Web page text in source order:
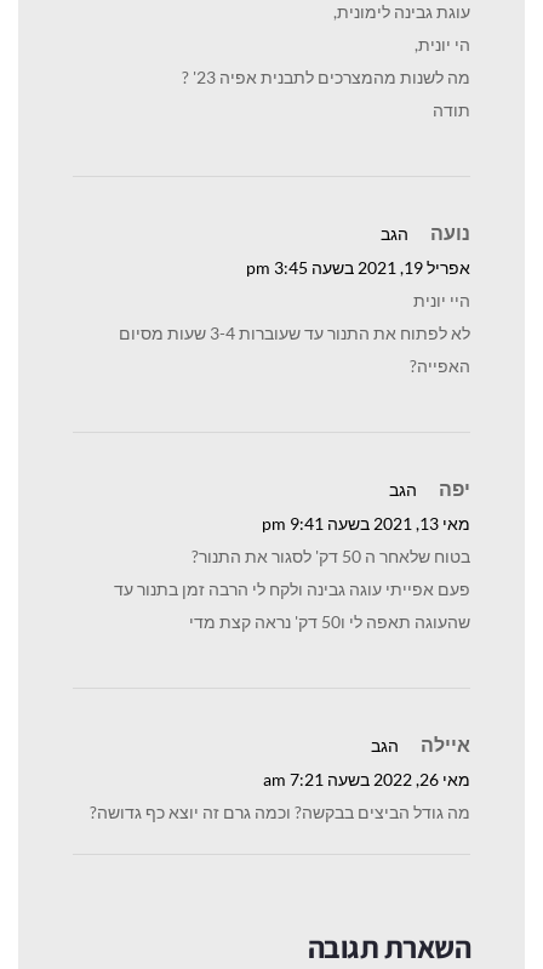
עוגת גבינה לימונית,
הי יונית,
מה לשנות מהמצרכים לתבנית אפיה 23' ?
תודה
נועה
הגב
אפריל 19, 2021 בשעה 3:45 pm
היי יונית
לא לפתוח את התנור עד שעוברות 3-4 שעות מסיום
האפייה?
יפה
הגב
מאי 13, 2021 בשעה 9:41 pm
בטוח שלאחר ה 50 דק' לסגור את התנור?
פעם אפייתי עוגה גבינה ולקח לי הרבה זמן בתנור עד
שהעוגה תאפה לי ו50 דק' נראה קצת מדי
איילה
הגב
מאי 26, 2022 בשעה 7:21 am
מה גודל הביצים בבקשה? וכמה גרם זה יוצא כף גדושה?
השארת תגובה